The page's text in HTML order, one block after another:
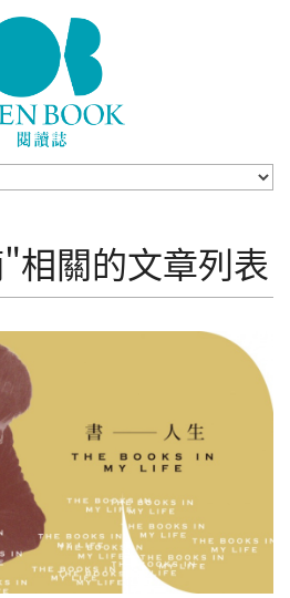
相關的文章列表